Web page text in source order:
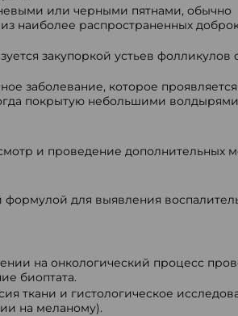
или черными пятнами, обычно
наиболее распространенных
закупоркой устьев
заболевание, которое
покрытую небольшими
и проведение дополнительных
для выявления
на онкологический процесс
биоптата.
ткани и гистологическое
на меланому).